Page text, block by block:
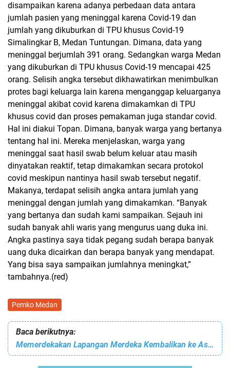
disampaikan karena adanya perbedaan data antara
jumlah pasien yang meninggal karena Covid-19 dan
jumlah yang dikuburkan di TPU khusus Covid-19
Simalingkar B, Medan Tuntungan. Dimana, data yang
meninggal berjumlah 391 orang. Sedangkan warga Medan
yang dikuburkan di TPU khusus Covid-19 mencapai 425
orang. Selisih angka tersebut dikhawatirkan menimbulkan
protes bagi keluarga lain karena menganggap keluarganya
meninggal akibat covid karena dimakamkan di TPU
khusus covid dan proses pemakaman juga standar covid.
Hal ini diakui Topan. Dimana, banyak warga yang bertanya
tentang hal ini. Mereka menjelaskan, warga yang
meninggal saat hasil swab belum keluar atau masih
dinyatakan reaktif, tetap dimakamkan secara protokol
covid meskipun nantinya hasil swab tersebut negatif.
Makanya, terdapat selisih angka antara jumlah yang
meninggal dengan jumlah yang dimakamkan. “Banyak
yang bertanya dan sudah kami sampaikan. Sejauh ini
sudah banyak ahli waris yang mengurus uang duka ini.
Angka pastinya saya tidak pegang sudah berapa banyak
uang duka dicairkan dan berapa banyak yang mendapat.
Yang bisa saya sampaikan jumlahnya meningkat,”
tambahnya.(red)
Pemko Medan
Baca berikutnya:
Memerdekakan Lapangan Merdeka Kembalikan ke Aslinya